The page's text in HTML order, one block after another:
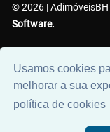
Usamos cookies
melhorar a sua
política de cookies
© 2026 | AdimóveisBH
Software.
38.737.425/0001-50